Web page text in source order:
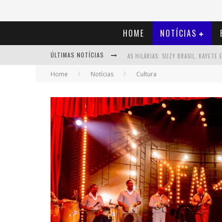
HOME NOTÍCIAS
ÚLTIMAS NOTÍCIAS
Home Notícias Cultura